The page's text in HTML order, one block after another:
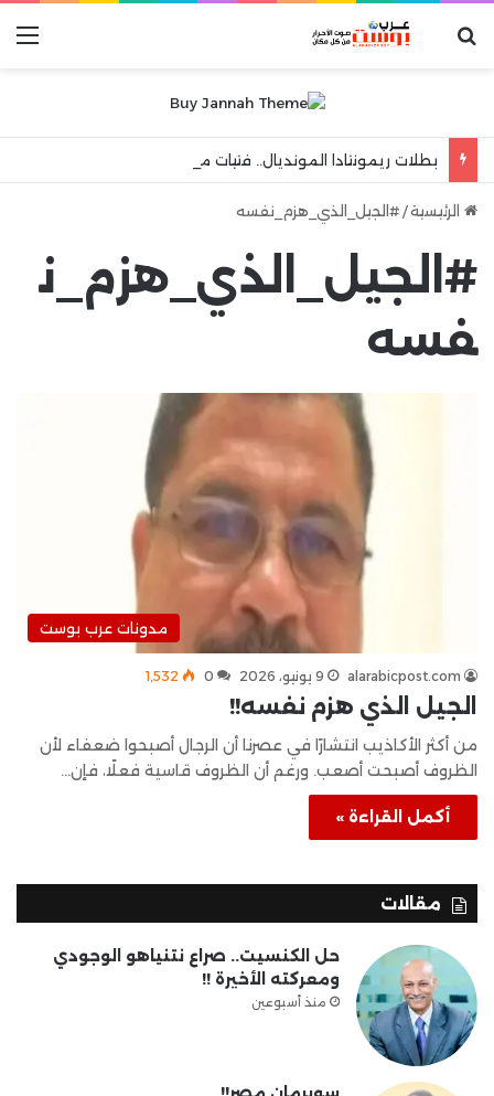
بحث عن
الرئيسية/ #الجيل_الذي_هزم_نفسه
#الجيل_الذي_هزم_ن
فسه
مدونات عرب بوست
alarabicpost.com 9 يونيو، 2026 0 1٬532
الجيل الذي هزم نفسه!!
من أكثر الأكاذيب انتشارًا في عصرنا أن الرجال أصبحوا ضعفاء لأن
الظروف أصبحت أصعب. ورغم أن الظروف قاسية فعلًا، فإن…
أكمل القراءة »
مقالات
حل الكنسيت.. صراع نتنياهو الوجودي
ومعركته الأخيرة !!
منذ أسبوعين